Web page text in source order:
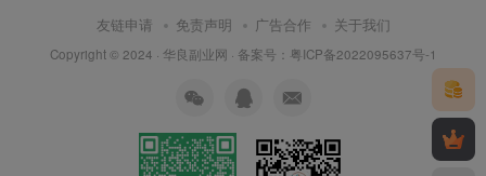
友链申请 免责声明 广告合作 关于我们
Copyright © 2024 · 华良副业网 · 备案号： 粤ICP备2022095637号-1